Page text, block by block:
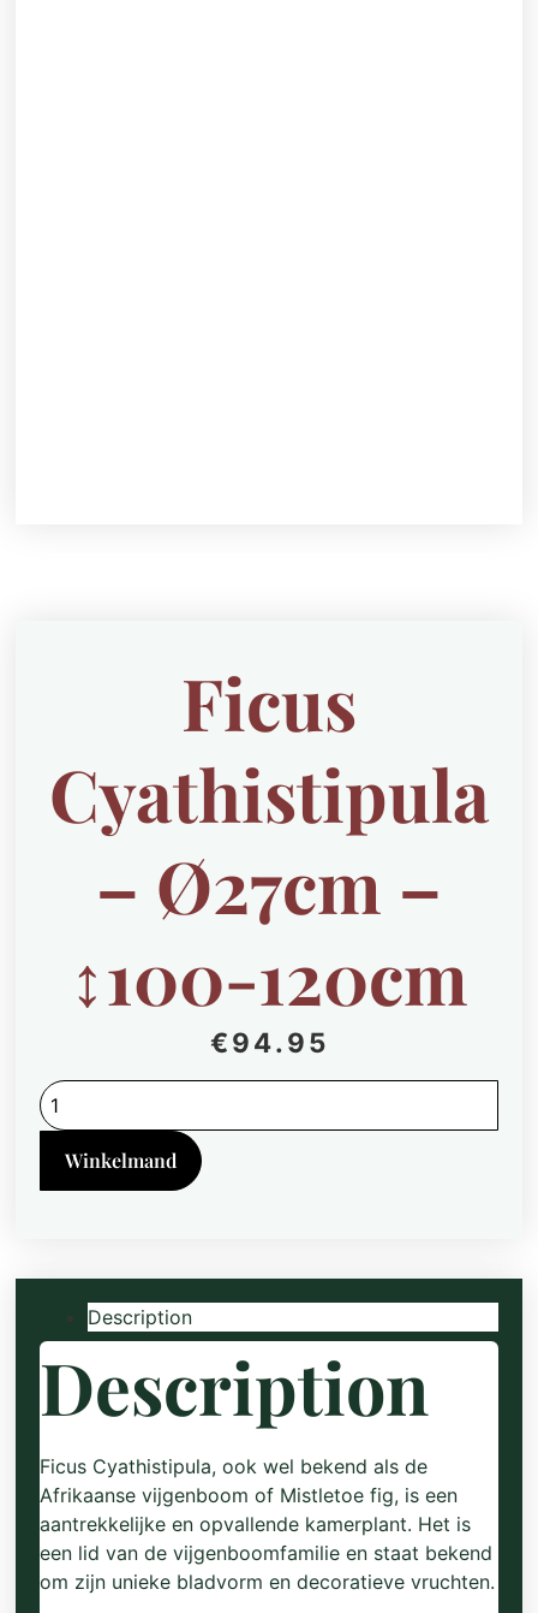
Ficus
Cyathistipula
– Ø27cm –
↕100-120cm
€94.95
Ficus
Cyathistipula
-
Ø27cm
↕100-
Winkelmand
Description
Description
Ficus Cyathistipula, ook wel bekend als de
Afrikaanse vijgenboom of Mistletoe fig, is een
aantrekkelijke en opvallende kamerplant. Het is
een lid van de vijgenboomfamilie en staat bekend
om zijn unieke bladvorm en decoratieve vruchten.